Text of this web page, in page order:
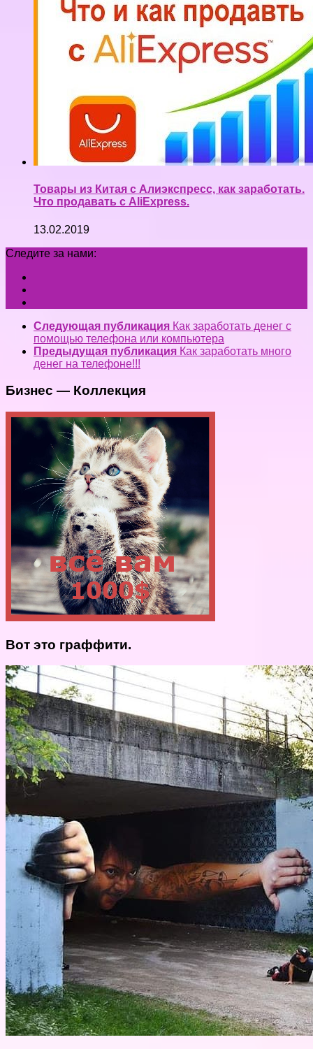
Товары из Китая с Алиэкспресс, как заработать.
Что продавать с AliExpress.
13.02.2019
Следите за нами:
Следующая публикация Как заработать денег с
помощью телефона или компьютера
Предыдущая публикация Как заработать много
денег на телефоне!!!
Бизнес — Коллекция
Вот это граффити.